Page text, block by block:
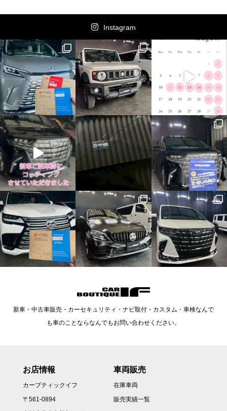
Instagram
新車・中古車販売・カーセキュリティ・ナビ取付・カスタム・車検なんで
も車のことならなんでもお問い合わせください。
お店情報
カーブティックイフ
〒561-0894
車両販売
在庫車両
販売実績一覧